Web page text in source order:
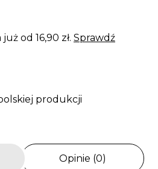
od 16,90 zł. Sprawdź
produkcji
Opinie (0)